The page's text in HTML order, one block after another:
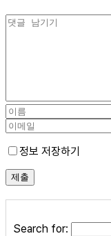
정보 저장하기
Search for: